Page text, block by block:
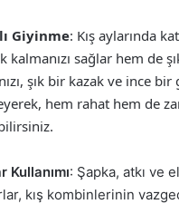
Giyinme: Kış aylarında
kalmanızı sağlar hem de
şık bir kazak ve ince
hem rahat hem de
Kullanımı: Şapka, atkı ve
kış kombinlerinin